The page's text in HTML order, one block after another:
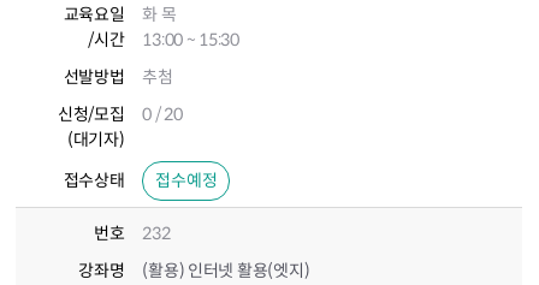
교육요일
/시간
화 목
13:00 ~ 15:30
선발방법
추첨
신청/모집
(대기자)
0 / 20
접수상태 접수예정
번호
232
강좌명
(활용) 인터넷 활용(엣지)